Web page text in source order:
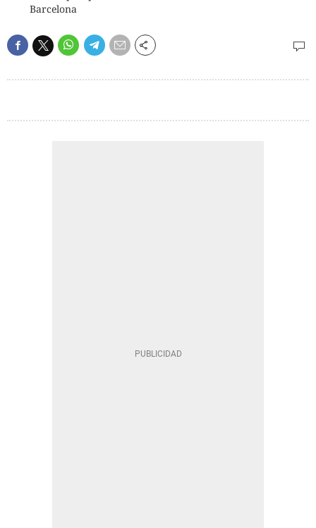
Barcelona